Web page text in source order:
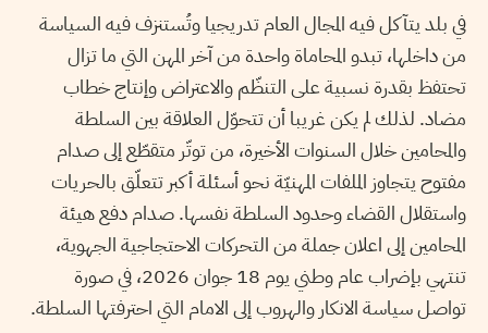
في بلد يتآكل فيه المجال العام تدريجيا وتُستنزف فيه السياسة
من داخلها، تبدو المحاماة واحدة من آخر المهن التي ما تزال
تحتفظ بقدرة نسبية على التنظّم والاعتراض وإنتاج خطاب
مضاد. لذلك لم يكن غريبا أن تتحوّل العلاقة بين السلطة
والمحامين خلال السنوات الأخيرة، من توتّر متقطّع إلى صدام
مفتوح يتجاوز الملفات المهنيّة نحو أسئلة أكبر تتعلّق بالحريات
واستقلال القضاء وحدود السلطة نفسها. صدام دفع هيئة
المحامين إلى اعلان جملة من التحركات الاحتجاجية الجهوية،
تنتهي بإضراب عام وطني يوم 18 جوان 2026، في صورة
تواصل سياسة الانكار والهروب إلى الامام التي احترفتها السلطة.